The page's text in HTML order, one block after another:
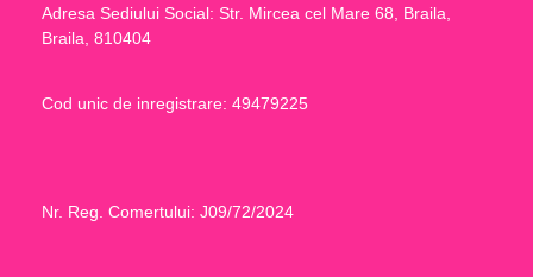
Adresa Sediului Social: Str. Mircea cel Mare 68, Braila,
Braila, 810404
Cod unic de inregistrare: 49479225
Nr. Reg. Comertului: J09/72/2024